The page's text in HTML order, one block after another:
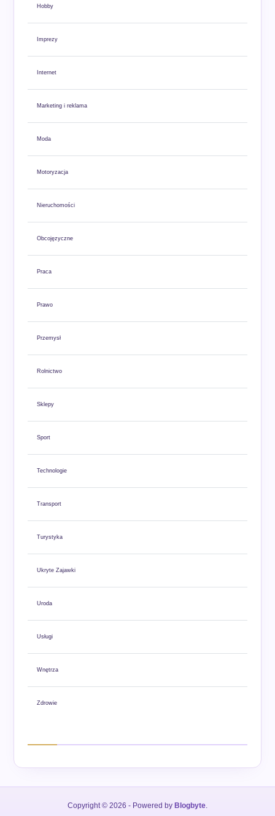
Hobby
Imprezy
Internet
Marketing i reklama
Moda
Motoryzacja
Nieruchomości
Obcojęzyczne
Praca
Prawo
Przemysł
Rolnictwo
Sklepy
Sport
Technologie
Transport
Turystyka
Ukryte Zajawki
Uroda
Usługi
Wnętrza
Zdrowie
Copyright © 2026 - Powered by Blogbyte.